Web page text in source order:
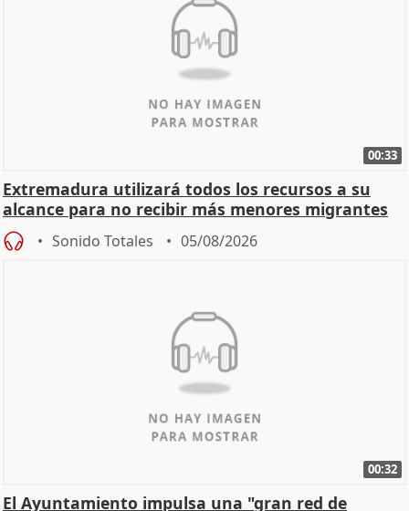
00:33
Extremadura utilizará todos los recursos a su
alcance para no recibir más menores migrantes
Sonido Totales 05/08/2026
00:32
El Ayuntamiento impulsa una "gran red de